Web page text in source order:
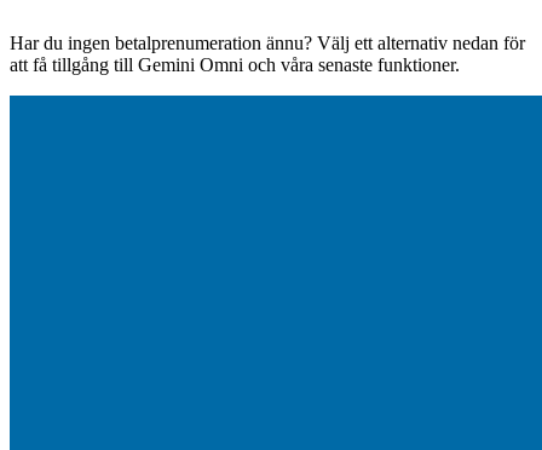
Har du ingen betalprenumeration ännu? Välj ett alternativ nedan för
att få tillgång till Gemini Omni och våra senaste funktioner.